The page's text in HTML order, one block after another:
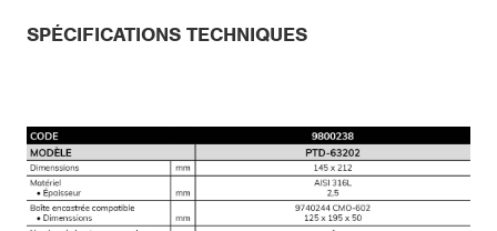
SPÉCIFICATIONS TECHNIQUES